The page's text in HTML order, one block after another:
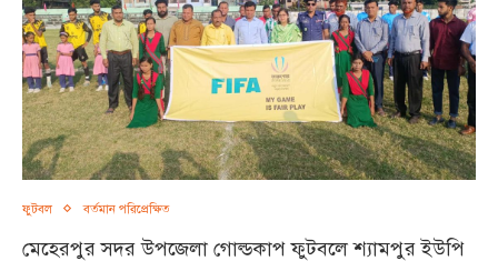
ফুটবল বর্তমান পরিপ্রেক্ষিত
মেহেরপুর সদর উপজেলা গোল্ডকাপ ফুটবলে শ্যামপুর ইউপি